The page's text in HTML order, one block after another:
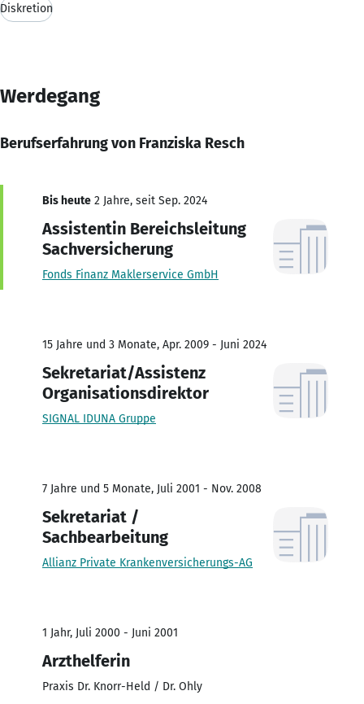
Diskretion
Werdegang
Berufserfahrung von Franziska Resch
Bis heute 2 Jahre, seit Sep. 2024
Assistentin Bereichsleitung
Sachversicherung
Fonds Finanz Maklerservice GmbH
15 Jahre und 3 Monate, Apr. 2009 - Juni 2024
Sekretariat/Assistenz
Organisationsdirektor
SIGNAL IDUNA Gruppe
7 Jahre und 5 Monate, Juli 2001 - Nov. 2008
Sekretariat /
Sachbearbeitung
Allianz Private Krankenversicherungs-AG
1 Jahr, Juli 2000 - Juni 2001
Arzthelferin
Praxis Dr. Knorr-Held / Dr. Ohly